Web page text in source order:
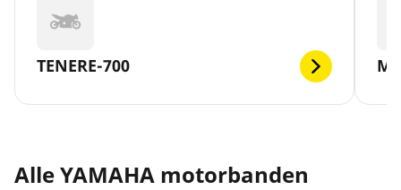
TENERE-700
Alle YAMAHA motorbanden